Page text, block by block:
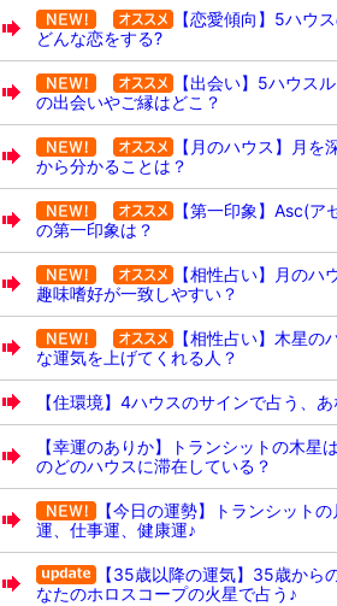
【恋愛傾向】5ハウ
どんな恋をする?
【出会い】5ハウス
の出会いやご縁はどこ？
【月のハウス】月を
から分かることは？
【第一印象】Asc(
の第一印象は？
【相性占い】月のハ
趣味嗜好が一致しやすい？
【相性占い】木星の
な運気を上げてくれる人？
【住環境】4ハウスのサインで占う、
【幸運のありか】トランシットの木星
のどのハウスに滞在している？
【今日の運勢】トランシット
運、仕事運、健康運♪
【35歳以降の運気】35歳から
なたのホロスコープの火星で占う♪